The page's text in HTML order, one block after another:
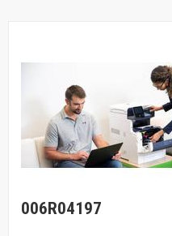
006R04197